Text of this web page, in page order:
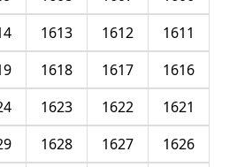
1611
1612
1613
1616
1617
1618
1621
1622
1623
1626
1627
1628